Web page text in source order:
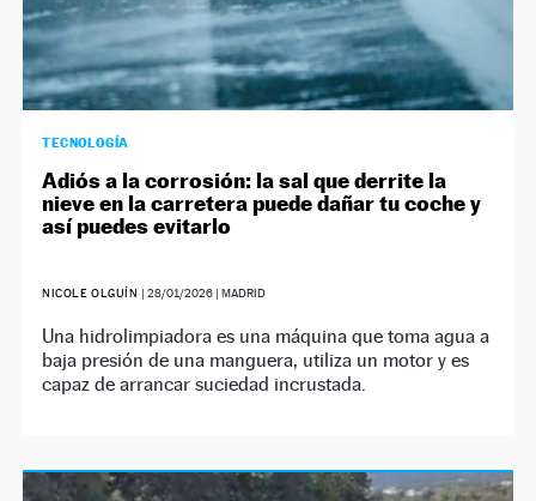
TECNOLOGÍA
Adiós a la corrosión: la sal que derrite la
nieve en la carretera puede dañar tu coche y
así puedes evitarlo
NICOLE OLGUÍN | 28/01/2026| MADRID
Una hidrolimpiadora es una máquina que toma agua a
baja presión de una manguera, utiliza un motor y es
capaz de arrancar suciedad incrustada.